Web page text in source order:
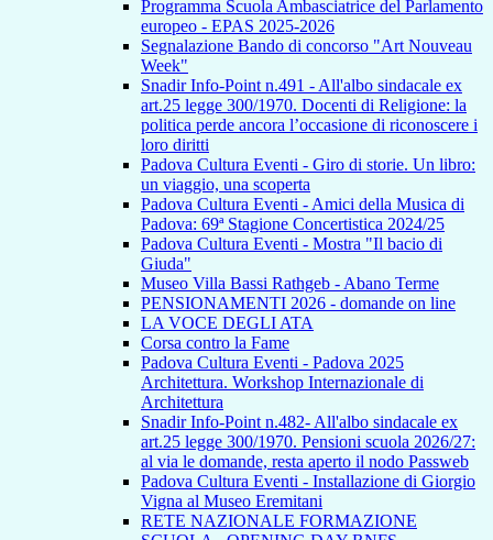
Programma Scuola Ambasciatrice del Parlamento
europeo - EPAS 2025-2026
Segnalazione Bando di concorso "Art Nouveau
Week"
Snadir Info-Point n.491 - All'albo sindacale ex
art.25 legge 300/1970. Docenti di Religione: la
politica perde ancora l’occasione di riconoscere i
loro diritti
Padova Cultura Eventi - Giro di storie. Un libro:
un viaggio, una scoperta
Padova Cultura Eventi - Amici della Musica di
Padova: 69ª Stagione Concertistica 2024/25
Padova Cultura Eventi - Mostra "Il bacio di
Giuda"
Museo Villa Bassi Rathgeb - Abano Terme
PENSIONAMENTI 2026 - domande on line
LA VOCE DEGLI ATA
Corsa contro la Fame
Padova Cultura Eventi - Padova 2025
Architettura. Workshop Internazionale di
Architettura
Snadir Info-Point n.482- All'albo sindacale ex
art.25 legge 300/1970. Pensioni scuola 2026/27:
al via le domande, resta aperto il nodo Passweb
Padova Cultura Eventi - Installazione di Giorgio
Vigna al Museo Eremitani
RETE NAZIONALE FORMAZIONE